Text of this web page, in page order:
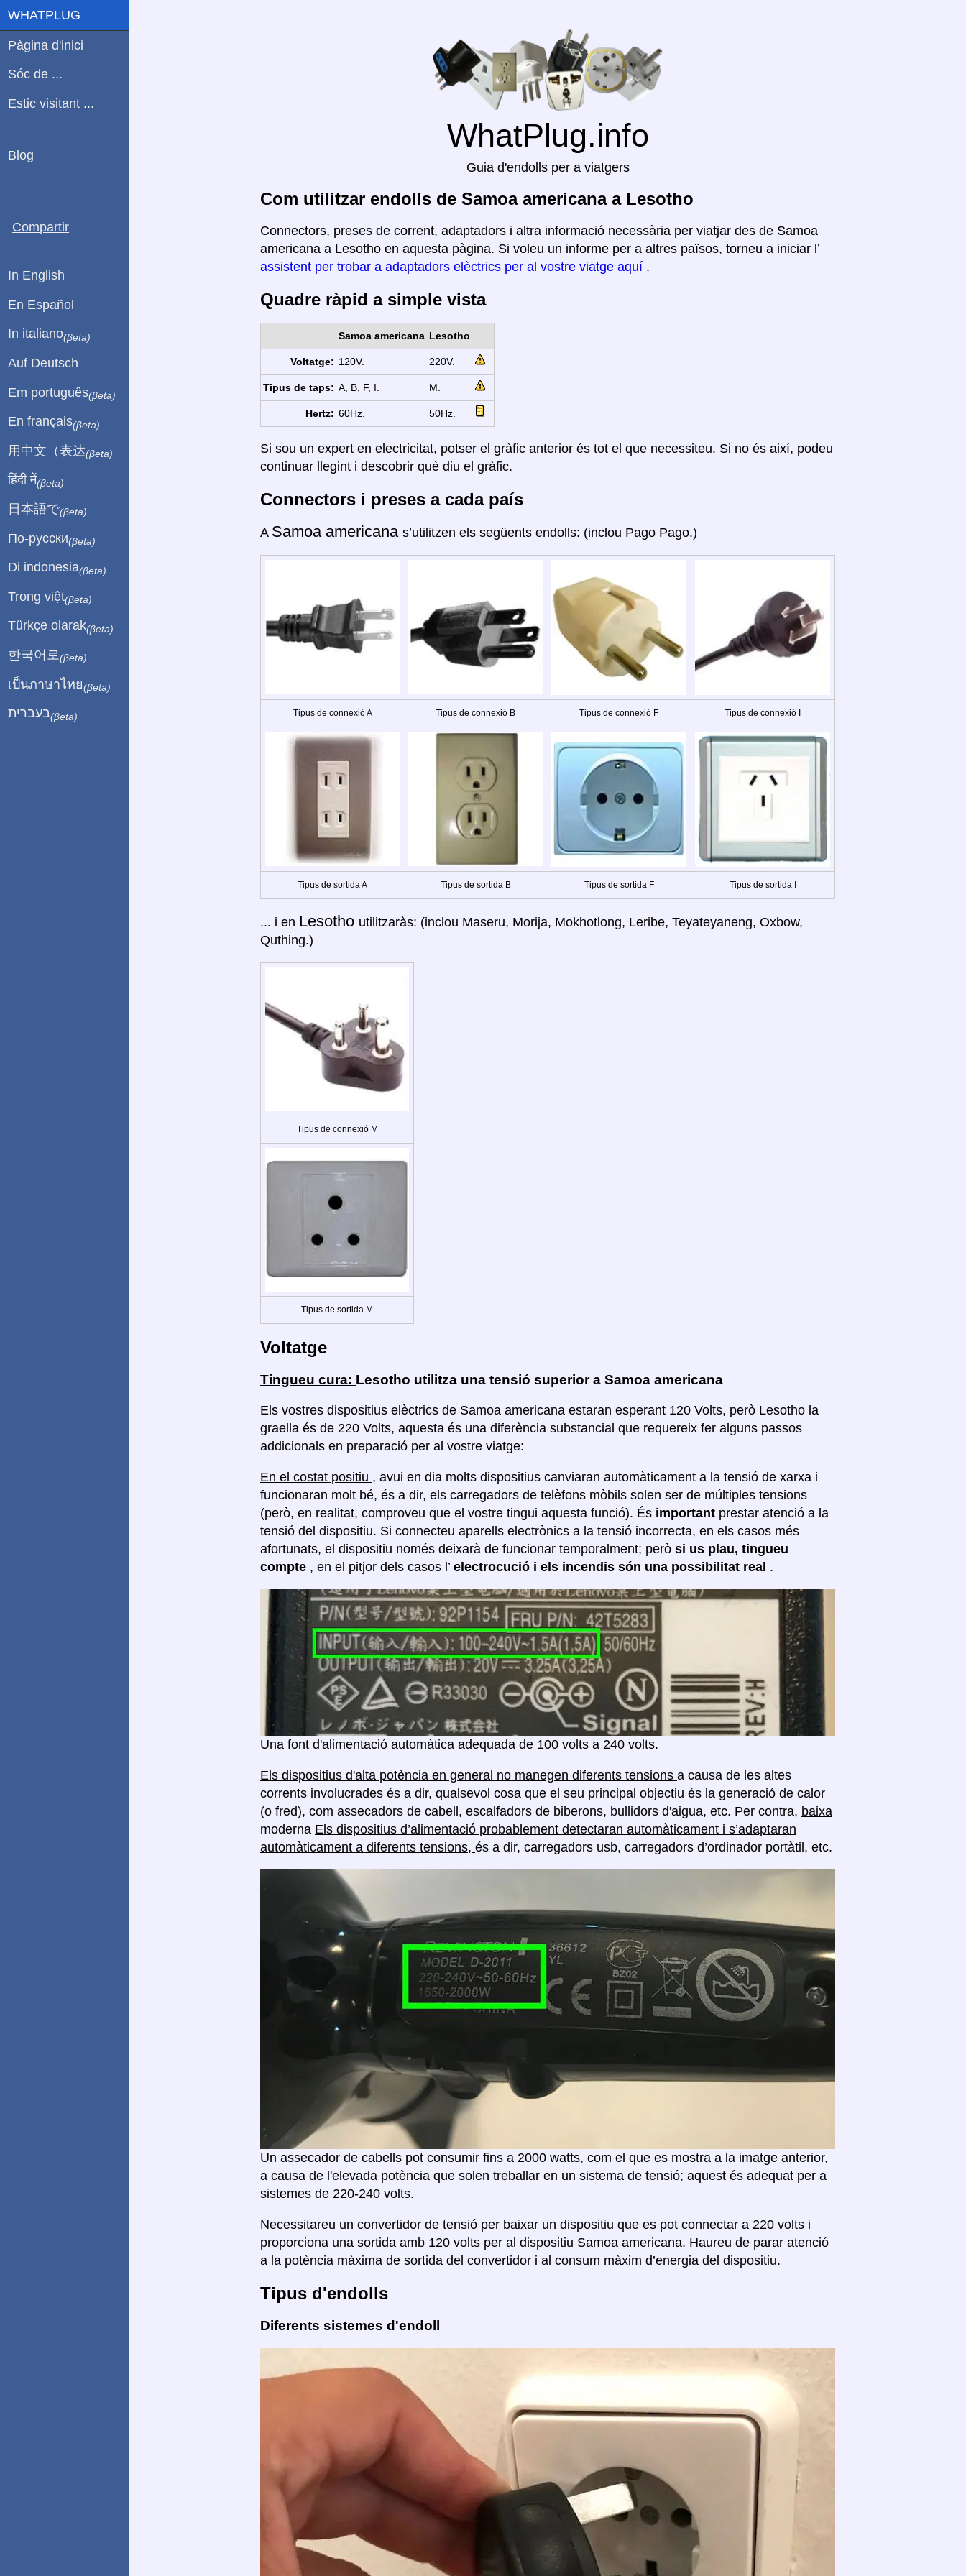
WhatPlug.info
Guia d'endolls per a viatgers
Com utilitzar endolls de Samoa americana a Lesotho
Connectors, preses de corrent, adaptadors i altra informació necessària per viatjar des de Samoa
americana a Lesotho en aquesta pàgina. Si voleu un informe per a altres països, torneu a iniciar l’
assistent per trobar a adaptadors elèctrics per al vostre viatge aquí .
Quadre ràpid a simple vista
Samoa americana Lesotho
Voltatge: 120V. 220V.
Tipus de taps: A, B, F, I. M.
Hertz: 60Hz. 50Hz.
Si sou un expert en electricitat, potser el gràfic anterior és tot el que necessiteu. Si no és així, podeu
continuar llegint i descobrir què diu el gràfic.
Connectors i preses a cada país
A Samoa americana s’utilitzen els següents endolls: (inclou Pago Pago.)
Tipus de connexió A Tipus de connexió B Tipus de connexió F Tipus de connexió I
Tipus de sortida A Tipus de sortida B Tipus de sortida F Tipus de sortida I
... i en Lesotho utilitzaràs: (inclou Maseru, Morija, Mokhotlong, Leribe, Teyateyaneng, Oxbow,
Quthing.)
Tipus de connexió M
Tipus de sortida M
Voltatge
Tingueu cura: Lesotho utilitza una tensió superior a Samoa americana
Els vostres dispositius elèctrics de Samoa americana estaran esperant 120 Volts, però Lesotho la
graella és de 220 Volts, aquesta és una diferència substancial que requereix fer alguns passos
addicionals en preparació per al vostre viatge:
En el costat positiu , avui en dia molts dispositius canviaran automàticament a la tensió de xarxa i
funcionaran molt bé, és a dir, els carregadors de telèfons mòbils solen ser de múltiples tensions
(però, en realitat, comproveu que el vostre tingui aquesta funció). És important prestar atenció a la
tensió del dispositiu. Si connecteu aparells electrònics a la tensió incorrecta, en els casos més
afortunats, el dispositiu només deixarà de funcionar temporalment; però si us plau, tingueu
compte , en el pitjor dels casos l’ electrocució i els incendis són una possibilitat real .
Una font d'alimentació automàtica adequada de 100 volts a 240 volts.
Els dispositius d'alta potència en general no manegen diferents tensions a causa de les altes
corrents involucrades és a dir, qualsevol cosa que el seu principal objectiu és la generació de calor
(o fred), com assecadors de cabell, escalfadors de biberons, bullidors d'aigua, etc. Per contra, baixa
moderna Els dispositius d’alimentació probablement detectaran automàticament i s’adaptaran
automàticament a diferents tensions, és a dir, carregadors usb, carregadors d’ordinador portàtil, etc.
Un assecador de cabells pot consumir fins a 2000 watts, com el que es mostra a la imatge anterior,
a causa de l'elevada potència que solen treballar en un sistema de tensió; aquest és adequat per a
sistemes de 220-240 volts.
Necessitareu un convertidor de tensió per baixar un dispositiu que es pot connectar a 220 volts i
proporciona una sortida amb 120 volts per al dispositiu Samoa americana. Haureu de parar atenció
a la potència màxima de sortida del convertidor i al consum màxim d’energia del dispositiu.
Tipus d'endolls
Diferents sistemes d'endoll
WHATPLUG
Pàgina d'inici
Sóc de ...
Estic visitant ...
Blog
Compartir
In English
En Español
In italiano(βeta)
Auf Deutsch
Em português(βeta)
En français(βeta)
用中文（表达(βeta)
हिंदी में(βeta)
日本語で(βeta)
По-русски(βeta)
Di indonesia(βeta)
Trong việt(βeta)
Türkçe olarak(βeta)
한국어로 (βeta)
เป็นภาษาไทย(βeta)
בעברית(βeta)